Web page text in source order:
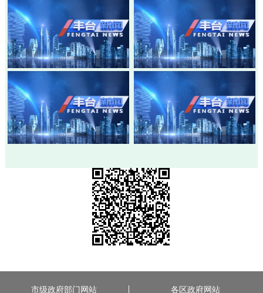
20260803-丰台新闻
20260730-丰台新闻
20260728-丰台新闻
20260724-丰台新闻
市级政府部门网站 各区政府网站